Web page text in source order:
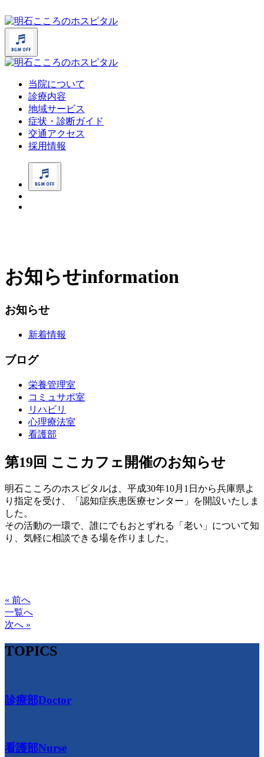
当院について
診療内容
地域サービス
症状・診断ガイド
交通アクセス
採用情報
お知らせinformation
お知らせ
新着情報
ブログ
栄養管理室
コミュサポ室
リハビリ
心理療法室
看護部
第19回 ここカフェ開催のお知らせ
明石こころのホスピタルは、平成30年10月1日から兵庫県よ
り指定を受け、「認知症疾患医療センター」を開設いたしま
した。
その活動の一環で、誰にでもおとずれる「老い」について知
り、気軽に相談できる場を作りました。
« 前へ
一覧へ
次へ »
TOPICS
診療部Doctor
看護部Nurse